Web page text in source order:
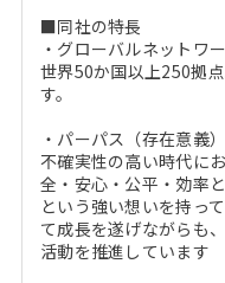
■同社の特長
・グローバルネットワ
世界50か国以上250拠
す。
・パーパス（存在意義
不確実性の高い時代に
全・安心・公平・効率
という強い想いを持っ
て成長を遂げながらも
活動を推進しています